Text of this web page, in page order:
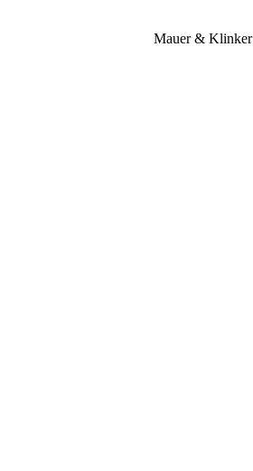
Mauer & Klinker